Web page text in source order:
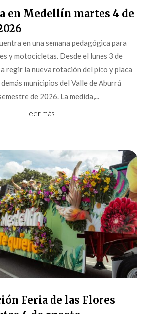
en Medellín martes 4 de
en una semana pedagógica para
y motocicletas. Desde el lunes 3 de
regir la nueva rotación del pico y placa
municipios del Valle de Aburrá
de 2026. La medida,...
leer más
Feria de las Flores